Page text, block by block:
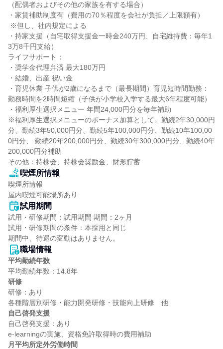
（配偶者およびその他の家族を有する場合）
・家賃補助制度有（費用の70％程度を会社が負担／上限額有）
・持家支援（自宅取得支援金一時金240万円、自宅維持費：毎年1
3万8千円支給）
ライフサポート：
・奨学金代理弁済 最大180万円
・結婚、出産 祝い金
・育児休業 子供が2歳になるまで（最長期間）育児短時間勤務：
勤務時間を2時間短縮（子供が小学校入学する最大6年程度可能）
・福利厚生選択メニュー 年間24,000円分を毎年補助
※福利厚生選択メニューのボーナス加算として、勤続2年30,000円
分、勤続3年50,000円分、勤続5年100,000円分、勤続10年100,00
0円分、 勤続20年200,000円分、勤続30年300,000円分、勤続40年
200,000円分補助
その他：持株会、持株会奨励金、財形貯蓄
喫煙所情報
喫煙所情報
屋内喫煙可能場所あり
試用期間
試用・研修期間：試用期間 期間：2ヶ月
試用・研修期間の条件：本採用と同じ
職場情報
平均勤続年数
研修
研修：あり
自己啓発支援
自己啓発支援：あり
月平均所定外労働時間